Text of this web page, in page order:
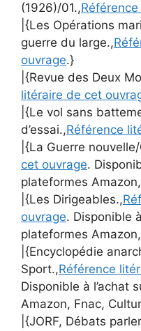
(1926)/01.,
|{Les Opérations
guerre du large.,
ouvrage.}
|{Revue des Deux
litéraire de cet
|{Le vol sans
d’essai.,Référence
|{La Guerre
cet ouvrage.
plateformes
|{Les Dirigeables.,
ouvrage. Disponible
plateformes
|{Encyclopédie
Sport.,Référence
Disponible à l’achat
Amazon, Fnac,
|{JORF, Débats